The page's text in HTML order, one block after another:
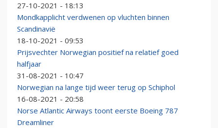
27-10-2021 - 18:13
Mondkapplicht verdwenen op vluchten binnen
Scandinavië
18-10-2021 - 09:53
Prijsvechter Norwegian positief na relatief goed
halfjaar
31-08-2021 - 10:47
Norwegian na lange tijd weer terug op Schiphol
16-08-2021 - 20:58
Norse Atlantic Airways toont eerste Boeing 787
Dreamliner